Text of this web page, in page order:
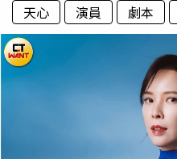
天心 演員 劇本